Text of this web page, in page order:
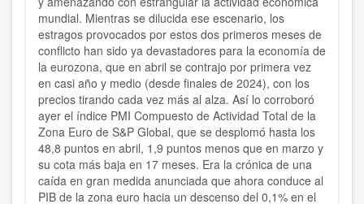
mundial. Mientras se dilucida ese escenario, los
estragos provocados por estos dos primeros meses de
conflicto han sido ya devastadores para la economía de
la eurozona, que en abril se contrajo por primera vez
en casi año y medio (desde finales de 2024), con los
precios tirando cada vez más al alza. Así lo corroboró
ayer el índice PMI Compuesto de Actividad Total de la
Zona Euro de S&P Global, que se desplomó hasta los
48,8 puntos en abril, 1,9 puntos menos que en marzo y
su cota más baja en 17 meses. Era la crónica de una
caída en gran medida anunciada que ahora conduce al
PIB de la zona euro hacia un descenso del 0,1% en el